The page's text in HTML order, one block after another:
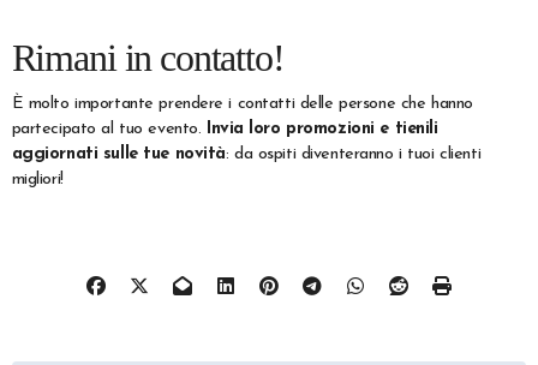
Rimani in contatto!
È molto importante prendere i contatti delle persone che hanno
partecipato al tuo evento. Invia loro promozioni e tienili
aggiornati sulle tue novità: da ospiti diventeranno i tuoi clienti
migliori!